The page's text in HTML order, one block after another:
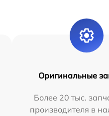
Оригинальные
Более 20 тыс.
производителя в